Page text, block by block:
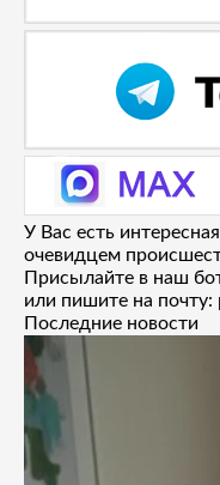
У Вас есть
очевидцем
Присылайте в наш
или пишите на
Последние новости